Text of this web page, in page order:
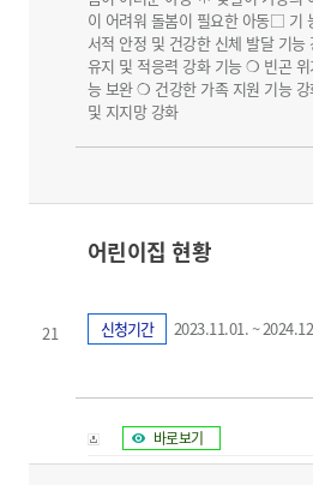
이 어려워 돌봄이 필요한 아동□ 기
서적 안정 및 건강한 신체 발달 기
유지 및 적응력 강화 기능 ❍ 빈곤 위
능 보완 ❍ 건강한 가족 지원 기능
및 지지망 강화
21
어린이집 현황
신청기간 2023.11.01. ~
바로보기